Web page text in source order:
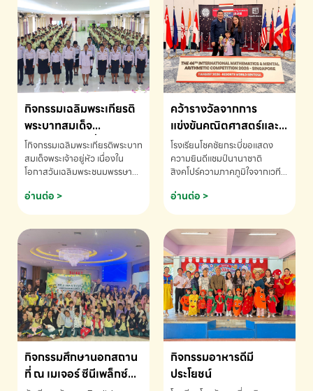
กิจกรรมเฉลิมพระเกียรติ
พระบาทสมเด็จ
พระเจ้าอยู่หัว เนื่องใน
โอกาสวันเฉลิม
พระชนมพรรษา
โกิจกรรมเฉลิมพระเกียรติพระบาท
สมเด็จพระเจ้าอยู่หัว เนื่องใน
โอกาสวันเฉลิมพระชนมพรรษา
ข้อมูลเพิ่มเติม โทร. 075-691910
อ่านต่อ >
คว้ารางวัลจากการ
แข่งขันคณิตศาสตร์และ
คณิตคิดเร็วนานาชาติ
ครั้งที่ 46 ประจำปี 2569
ณ ประเทศสิงคโปร์
โรงเรียนโชคชัยกระบี่ขอแสดง
ความยินดีแชมป์นานาชาติ
สิงคโปร์ความภาคภูมิใจจากเวที
ด.ช.พัทธนันท์ พรหมพันธ์ ชั้น
อนุบาล EP K3 โรงเรียนโชคชัย
แข่งขันคณิตศาสตร์และคณิตคิด
เร็วนานาชาติ ครั้งที่ 46 ประจำปี
2569 ณ ประเทศสิงคโปร์
INTERNATIONAL
MATHEMATICS AND
MENTAL ARITHMETIC
COMPETITION 2026 - ถ้วย
รางวัลรองชนะเลิศอันดับที่ 2
Mental Arithmetic
Competition K2 - ถ้วยรางวัล
รองชนะเลิศอันดับที่ 2 Mental
อ่านต่อ >
กิจกรรมศึกษานอกสถาน
ที่ ณ เมเจอร์ ซีนีเพล็กซ์
กิจกรรมอาหารดีมี
ประโยชน์